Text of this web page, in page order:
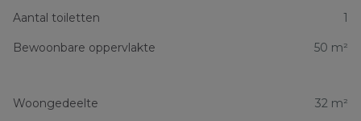
Aantal toiletten 1
Bewoonbare oppervlakte 50 m²
Woongedeelte 32 m²